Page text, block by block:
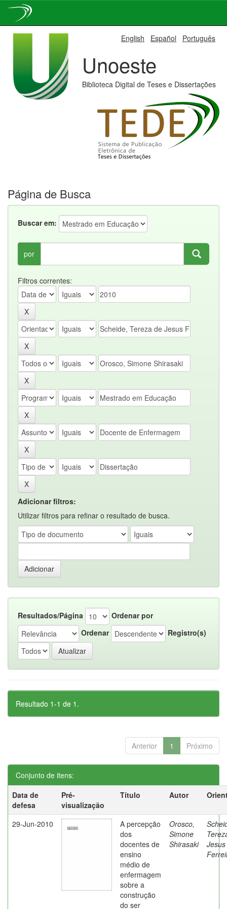
English Español Português
Unoeste
Biblioteca Digital de Teses e Dissertações
Página de Busca
Buscar em:
por
Filtros correntes:
Adicionar filtros:
Utilizar filtros para refinar o resultado de busca.
Resultados/Página
Ordenar por
Ordenar
Registro(s)
Resultado 1-1 de 1.
Anterior 1 Próximo
Conjunto de itens:
Data de
defesa
Pré-
visualização
Título Autor
29-Jun-2010
A percepção
dos
docentes de
ensino
médio de
enfermagem
sobre a
construção
do ser
Orosco,
Simone
Shirasaki
Jesus